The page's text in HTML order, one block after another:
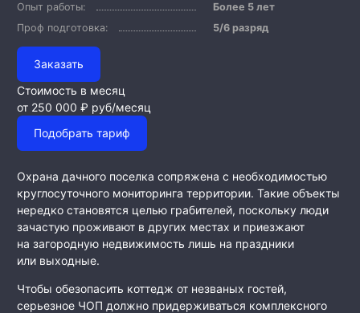
Опыт работы:
Более 5 лет
Проф подготовка:
5/6 разряд
Заказать
Стоимость в месяц
от 250 000 ₽ руб/месяц
Подобрать тариф
Охрана дачного поселка сопряжена с необходимостью
круглосуточного мониторинга территории. Такие объекты
нередко становятся целью грабителей, поскольку люди
зачастую проживают в других местах и приезжают
на загородную недвижимость лишь на праздники
или выходные.
Чтобы обезопасить коттедж от незваных гостей,
серьезное ЧОП должно придерживаться комплексного